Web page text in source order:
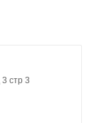
стр 3